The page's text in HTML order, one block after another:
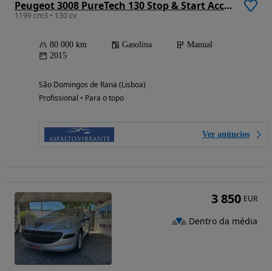
Peugeot 3008 PureTech 130 Stop & Start Access
1199 cm3 • 130 cv
80 000 km Gasolina
Manual
2015
São Domingos de Rana (Lisboa)
Profissional • Para o topo
Ver anúncios
3 850 EUR
Dentro da média